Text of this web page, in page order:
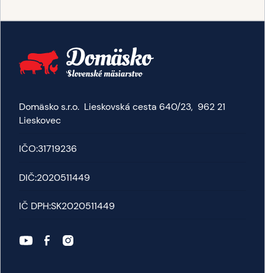
Domäsko s.r.o. Lieskovská cesta 640/23, 962 21
Lieskovec
IČO:31719236
DIČ:2020511449
IČ DPH:SK2020511449